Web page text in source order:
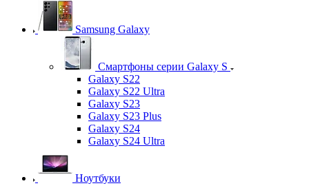
Samsung Galaxy
Смартфоны серии Galaxy S
Galaxy S22
Galaxy S22 Ultra
Galaxy S23
Galaxy S23 Plus
Galaxy S24
Galaxy S24 Ultra
Ноутбуки